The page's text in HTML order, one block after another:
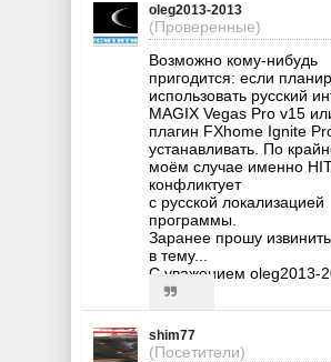
oleg2013-2013
(Проверенные)
Возможно кому-нибудь
пригодится: если
использовать русский
MAGIX Vegas Pro v15
плагин FXhome Ignite
устанавливать. По
моём случае именно
конфликтует
с русской локализацией
программы.
Заранее прошу
в тему...
С уважением oleg2013-
shim77
(Посетители)